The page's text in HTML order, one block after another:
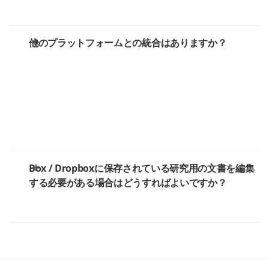
他のプラットフォームとの統合はありますか？
Box / Dropboxに保存されている研究用の文書を編集
する必要がある場合はどうすればよいですか？